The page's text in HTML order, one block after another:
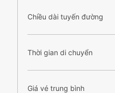
Chiều dài tuyến đường
Thời gian di chuyển
Giá vé trung bình